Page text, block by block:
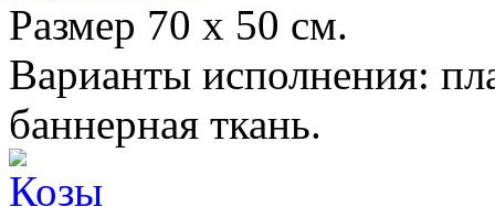
Размер 70 х 50 см.
Варианты исполнения:
баннерная ткань.
Козы